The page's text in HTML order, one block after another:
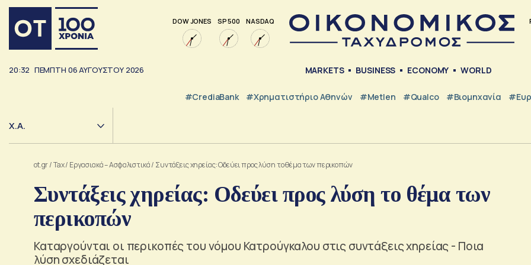
DOW JONES SP 500 NASDAQ
20:32 ΠΕΜΠΤΗ 06ΑΥΓΟΥΣΤΟΥ 2026 MARKETS BUSINESS ECONOMY WORLD
#CrediaBank #Χρηματιστήριο Αθηνών #metlen #Qualco #Βιομηχανία
Χ.Α.
ot.gr/Tax/ Εργασιακά – Ασφαλιστικά/ Συντάξεις χηρείας: Οδεύει προς λύση το θέμα των περικοπών
Συντάξεις χηρείας: Οδεύει προς λύση το θέμα των
περικοπών
Καταργούνται οι περικοπές του νόμου Κατρούγκαλου στις συντάξεις χηρείας - Ποια
λύση σχεδιάζεται